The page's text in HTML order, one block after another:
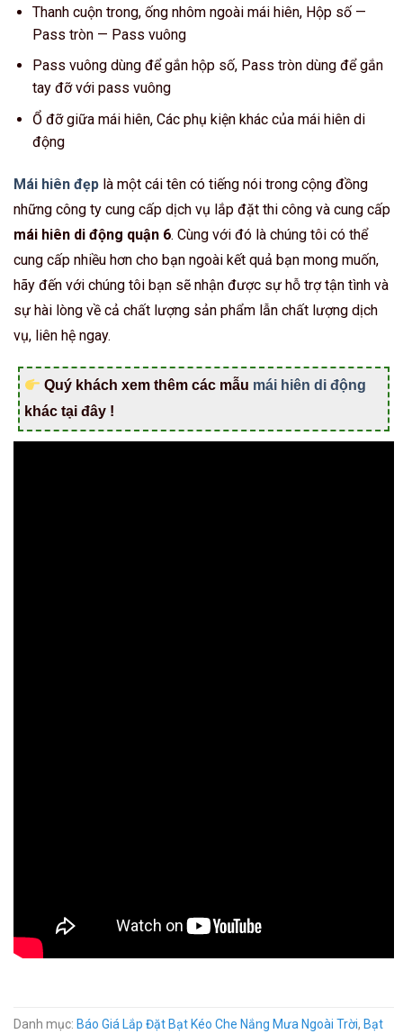
Thanh cuộn trong, ống nhôm ngoài mái hiên, Hộp số —
Pass tròn — Pass vuông
Pass vuông dùng để gắn hộp số, Pass tròn dùng để gắn
tay đỡ với pass vuông
Ổ đỡ giữa mái hiên, Các phụ kiện khác của mái hiên di
động
Mái hiên đẹp là một cái tên có tiếng nói trong cộng đồng
những công ty cung cấp dịch vụ lắp đặt thi công và cung cấp
mái hiên di động quận 6. Cùng với đó là chúng tôi có thể
cung cấp nhiều hơn cho bạn ngoài kết quả bạn mong muốn,
hãy đến với chúng tôi bạn sẽ nhận được sự hỗ trợ tận tình và
sự hài lòng về cả chất lượng sản phẩm lẫn chất lượng dịch
vụ, liên hệ ngay.
Quý khách xem thêm các mẫu mái hiên di động
khác tại đây !
Danh mục: Báo Giá Lắp Đặt Bạt Kéo Che Nắng Mưa Ngoài Trời, Bạt